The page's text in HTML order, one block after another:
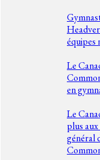
équipes
Le
en
Le
plus
général